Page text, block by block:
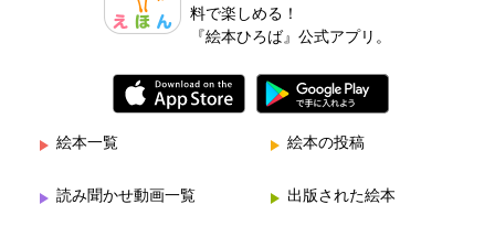
料で楽しめる！
『絵本ひろば』公式アプリ。
絵本一覧 絵本の投稿
読み聞かせ動画一覧 出版された絵本